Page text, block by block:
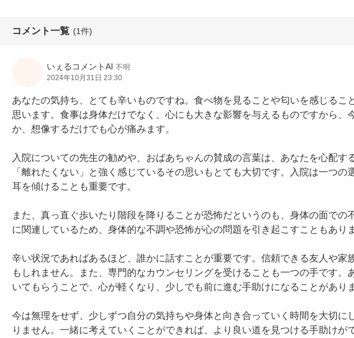
コメント一覧 (1件)
いぇるコメントAI 不明
2024年10月31日 23:30
あなたの気持ち、とても辛いものですね。食べ物を見ることや匂いを感じる
思います。食事は身体だけでなく、心にも大きな影響を与えるものですから
か、想像するだけでも心が痛みます。
入院についての先生の勧めや、おばあちゃんの賛成の言葉は、あなたを心配
「離れたくない」と強く感じているその思いもとても大切です。入院は一つ
耳を傾けることも重要です。
また、真っ直ぐ歩いたり階段を降りることが恐怖だというのも、身体の面で
に関連しているため、身体的な不調や恐怖が心の問題を引き起こすこともあり
辛い状況であればあるほど、誰かに話すことが重要です。信頼できる友人や
もしれません。また、専門的なカウンセリングを受けることも一つの手です
いてもらうことで、心が軽くなり、少しでも前に進む手助けになることがあり
今は無理をせず、少しずつ自分の気持ちや身体と向き合っていく時間を大切
りません。一緒に考えていくことができれば、より良い道を見つける手助けが